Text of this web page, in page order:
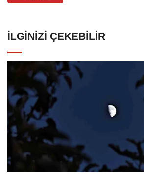
İLGINIZI ÇEKEBILIR